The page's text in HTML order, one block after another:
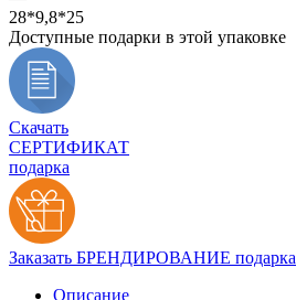
28*9,8*25
Доступные подарки в этой упаковке
Скачать
СЕРТИФИКАТ
подарка
Заказать БРЕНДИРОВАНИЕ подарка
Описание